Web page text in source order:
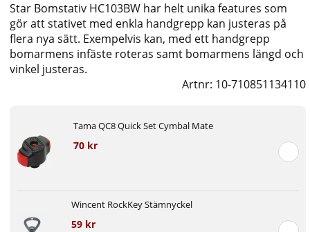
Star Bomstativ HC103BW har helt unika features som
gör att stativet med enkla handgrepp kan justeras på
flera nya sätt. Exempelvis kan, med ett handgrepp
bomarmens infäste roteras samt bomarmens längd och
vinkel justeras.
Artnr: 10-710851134110
Tama QC8 Quick Set Cymbal Mate
70 kr
Wincent RockKey Stämnyckel
59 kr